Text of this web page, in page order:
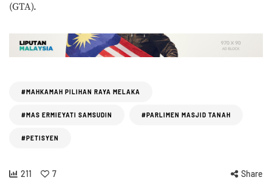
(GTA).
#MAHKAMAH PILIHAN RAYA MELAKA
#MAS ERMIEYATI SAMSUDIN #PARLIMEN MASJID TANAH
#PETISYEN
211 7 Share